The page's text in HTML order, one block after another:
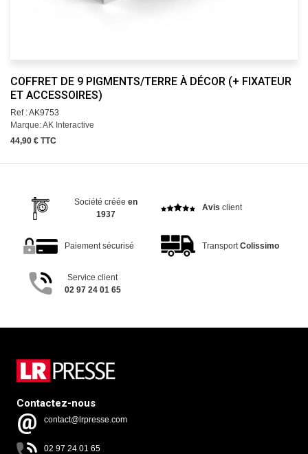
COFFRET DE 9 PIGMENTS/TERRE À DÉCOR (+ FIXATEUR
ET ACCESSOIRES)
Ref : AK9753
Marque: AK Interactive
44,90 € TTC
Société créée en
1937
Avis client
Paiement sécurisé TransportColissimo
Service client
02 97 24 01 65
Contactez-nous
contact@lrpresse.com
02 97 24 01 65